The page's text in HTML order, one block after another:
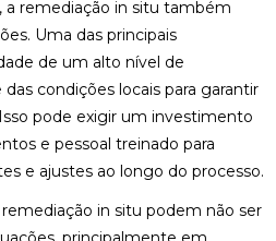
a remediação in situ também
Uma das principais
de um alto nível de
condições locais para garantir
pode exigir um investimento
e pessoal treinado para
e ajustes ao longo do processo.
in situ podem não ser